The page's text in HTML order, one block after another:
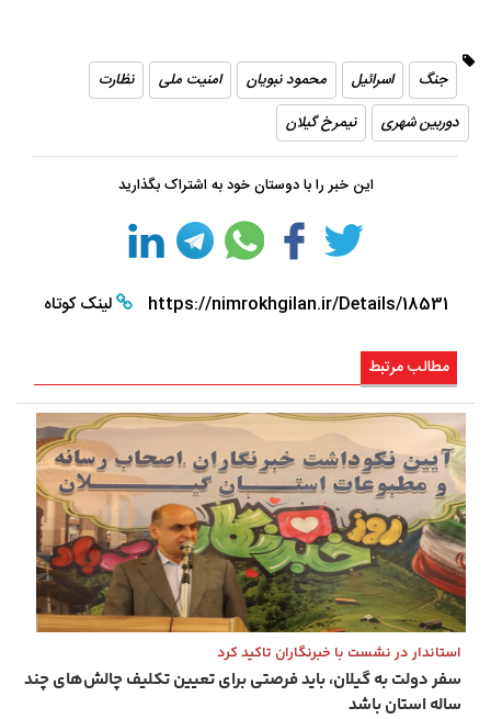
جنگ اسرائیل محمود نبویان امنیت ملی
نظارت
دوربین شهری
نیمرخ گیلان
این خبر را با دوستان خود به اشتراک بگذارید
https://nimrokhgilan.ir/Details/18531 لینک کوتاه
مطالب مرتبط
استاندار در نشست با خبرنگاران تاکید کرد
سفر دولت به گیلان، باید فرصتی برای تعیین تکلیف چالش‌های چند
ساله استان باشد